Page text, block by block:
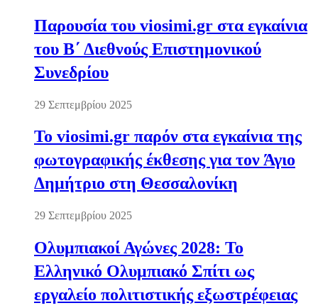
Παρουσία του viosimi.gr στα εγκαίνια
του Β΄ Διεθνούς Επιστημονικού
Συνεδρίου
29 Σεπτεμβρίου 2025
Το viosimi.gr παρόν στα εγκαίνια της
φωτογραφικής έκθεσης για τον Άγιο
Δημήτριο στη Θεσσαλονίκη
29 Σεπτεμβρίου 2025
Ολυμπιακοί Αγώνες 2028: Το
Ελληνικό Ολυμπιακό Σπίτι ως
εργαλείο πολιτιστικής εξωστρέφειας